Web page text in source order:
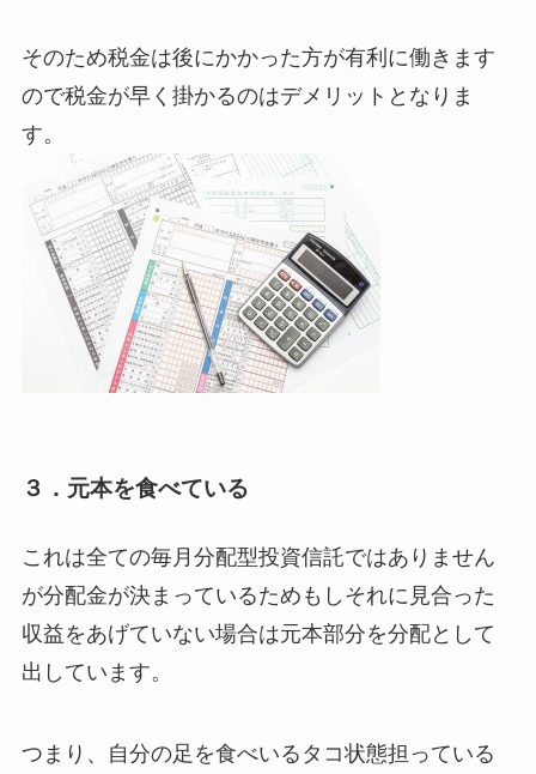
そのため税金は後にかかった方が有利に働きます
ので税金が早く掛かるのはデメリットとなりま
す。
３．元本を食べている
これは全ての毎月分配型投資信託ではありません
が分配金が決まっているためもしそれに見合った
収益をあげていない場合は元本部分を分配として
出しています。
つまり、自分の足を食べいるタコ状態担っている